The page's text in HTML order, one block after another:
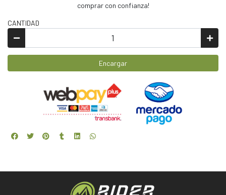
comprar con confianza!
CANTIDAD
Encargar